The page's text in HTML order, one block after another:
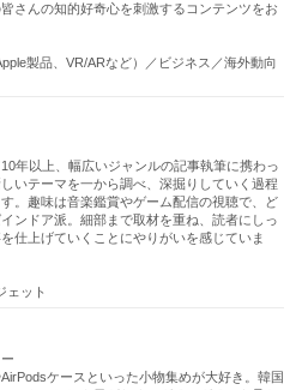
さんの知的好奇心を刺激するコンテンツをお
製品、VR/ARなど）／ビジネス／海外動向
年以上、幅広いジャンルの記事執筆に携わっ
いテーマを一から調べ、深掘りしていく過程
。趣味は音楽鑑賞やゲーム配信の視聴で、ど
ンドア派。細部まで取材を重ね、読者にしっ
仕上げていくことにやりがいを感じていま
ェット
ケースといった小物集めが大好き。韓国